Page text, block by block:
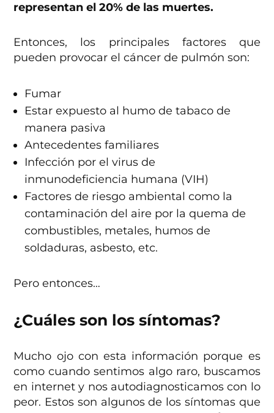
representan el 20% de las muertes.
Entonces, los principales factores que
pueden provocar el cáncer de pulmón son:
Fumar
Estar expuesto al humo de tabaco de
manera pasiva
Antecedentes familiares
Infección por el virus de
inmunodeficiencia humana (VIH)
Factores de riesgo ambiental como la
contaminación del aire por la quema de
combustibles, metales, humos de
soldaduras, asbesto, etc.
Pero entonces…
¿Cuáles son los síntomas?
Mucho ojo con esta información porque es
como cuando sentimos algo raro, buscamos
en internet y nos autodiagnosticamos con lo
peor. Estos son algunos de los síntomas que